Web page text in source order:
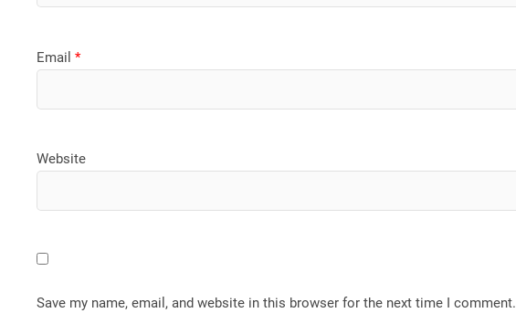
Email*
Website
Save my name, email, and website in this browser for the next time I comment.